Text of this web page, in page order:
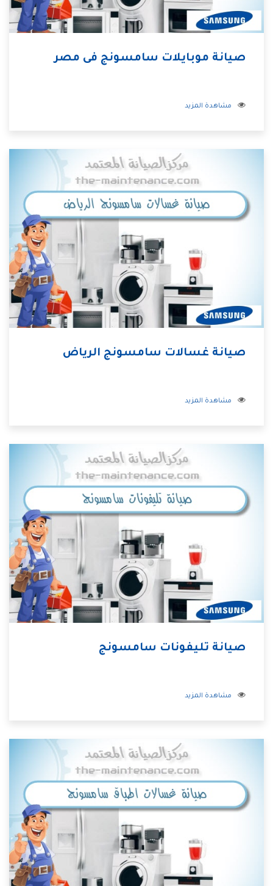
صيانة موبايلات سامسونج فى مصر
مشاهدة المزيد
صيانة غسالات سامسونج الرياض
مشاهدة المزيد
صيانة تليفونات سامسونج
مشاهدة المزيد